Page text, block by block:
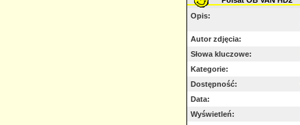
Opis:
Autor zdjęcia:
Słowa kluczowe:
Kategorie:
Dostępność:
Data:
Wyświetleń: